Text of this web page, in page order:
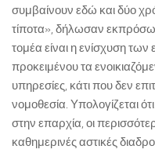
συμβαίνουν εδώ και δύο
τίποτα», δήλωσαν
τομέα είναι η ενίσχυση
προκειμένου τα
υπηρεσίες, κάτι που δεν
νομοθεσία. Υπολογίζεται
στην επαρχία, οι
καθημερινές αστικές